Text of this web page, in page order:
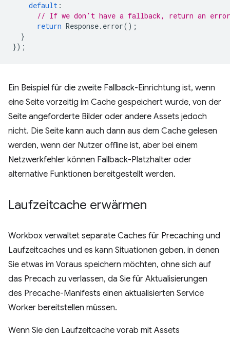
default :
// If we don't have a fallback, return an error
return Response. error();
}
});
Ein Beispiel für die zweite Fallback-Einrichtung ist, wenn
eine Seite vorzeitig im Cache gespeichert wurde, von der
Seite angeforderte Bilder oder andere Assets jedoch
nicht. Die Seite kann auch dann aus dem Cache gelesen
werden, wenn der Nutzer offline ist, aber bei einem
Netzwerkfehler können Fallback-Platzhalter oder
alternative Funktionen bereitgestellt werden.
Laufzeitcache erwärmen
Workbox verwaltet separate Caches für Precaching und
Laufzeitcaches und es kann Situationen geben, in denen
Sie etwas im Voraus speichern möchten, ohne sich auf
das Precach zu verlassen, da Sie für Aktualisierungen
des Precache-Manifests einen aktualisierten Service
Worker bereitstellen müssen.
Wenn Sie den Laufzeitcache vorab mit Assets